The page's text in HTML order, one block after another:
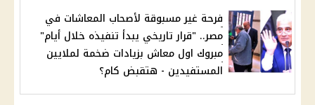
فرحة غير مسبوقة لأصحاب المعاشات في
مصر.. "قرار تاريخي يبدأ تنفيذه خلال أيام"
مبروك اول معاش بزيادات ضخمة لملايين
المستفيدين - هتقبض كام؟